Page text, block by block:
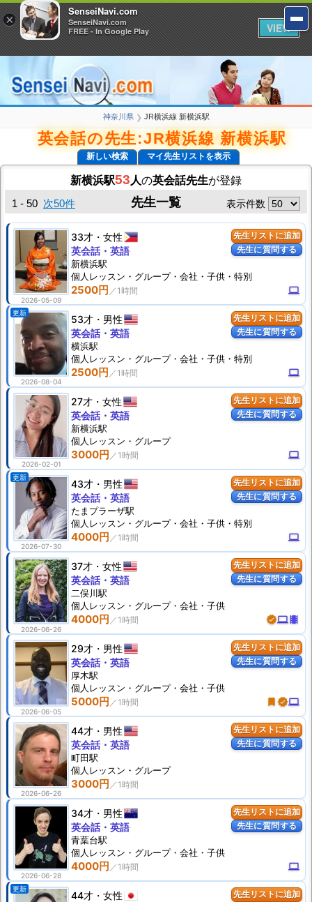
神奈川県 ❯ JR横浜線 新横浜駅
英会話の先生:JR横浜線 新横浜駅
新しい検索 マイ先生リストを表示
新横浜駅53 人の英会話先生が登録
先生一覧
1 - 50 次50件 表示件数
先生リストに追加
先生に質問する
2026-05-09
33才 女性
2500円 computer
英会話・英語
新横浜駅
個人 レッスン ・グループ・会社・子供・特別
先生リストに追加
先生に質問する
更新
2026-08-04
53才 男性
2500円 computer
英会話・英語
横浜駅
個人 レッスン ・グループ・会社・子供・特別
先生リストに追加
先生に質問する
2026-02-01
27才 女性
3000円 computer
英会話・英語
新横浜駅
個人 レッスン ・グループ
先生リストに追加
先生に質問する
更新
2026-07-30
43才 男性
4000円 computer
英会話・英語
たまプラーザ駅
個人 レッスン ・グループ・会社・子供・特別
先生リストに追加
先生に質問する
2026-06-26
37才 女性
4000円 verifiedcomputertheaters
英会話・英語
二俣川駅
個人 レッスン ・グループ・会社・子供
先生リストに追加
先生に質問する
2026-06-05
29才 男性
5000円 turned_inverifiedcomputer
英会話・英語
厚木駅
個人 レッスン ・グループ・会社・子供
先生リストに追加
先生に質問する
2026-06-26
44才 男性
3000円
英会話・英語
町田駅
個人 レッスン ・グループ
先生リストに追加
先生に質問する
2026-06-28
34才 男性
4000円 computer
英会話・英語
青葉台駅
個人 レッスン ・グループ・会社・子供
先生リストに追加
更新
44才 女性
×
SenseiNavi.com
SenseiNavi.com
FREE - In Google Play
VIEW
×
SenseiNavi.com
SenseiNavi.com
FREE - In Google Play
VIEW